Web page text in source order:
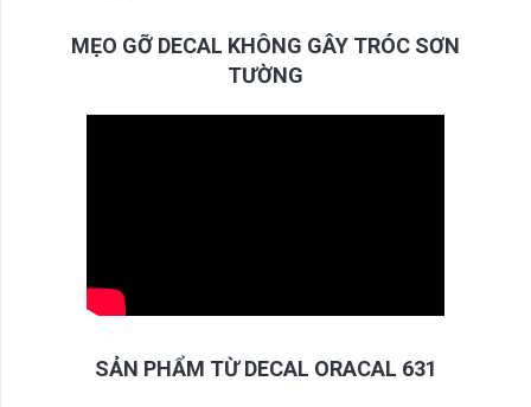
MẸO GỠ DECAL KHÔNG GÂY TRÓC SƠN
TƯỜNG
SẢN PHẨM TỪ DECAL ORACAL 631